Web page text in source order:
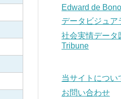
Edward de
データビジュア
社会実情データ
Tribune
当サイトについ
お問い合わせ